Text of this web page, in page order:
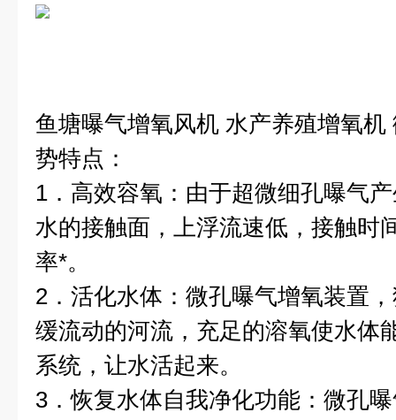
鱼塘曝气增氧风机 水产养殖增氧
势特点：
1．高效容氧：由于超微细孔曝气
水的接触面，上浮流速低，接触时
率*。
2．活化水体：微孔曝气增氧装置
缓流动的河流，充足的溶氧使水体
系统，让水活起来。
3．恢复水体自我净化功能：微孔